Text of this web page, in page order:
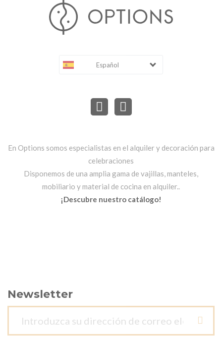
Español
En Options somos especialistas en el alquiler y decoración para
celebraciones
Disponemos de una amplia gama de vajillas, manteles,
mobiliario y material de cocina en alquiler..
¡Descubre nuestro catálogo!
Newsletter